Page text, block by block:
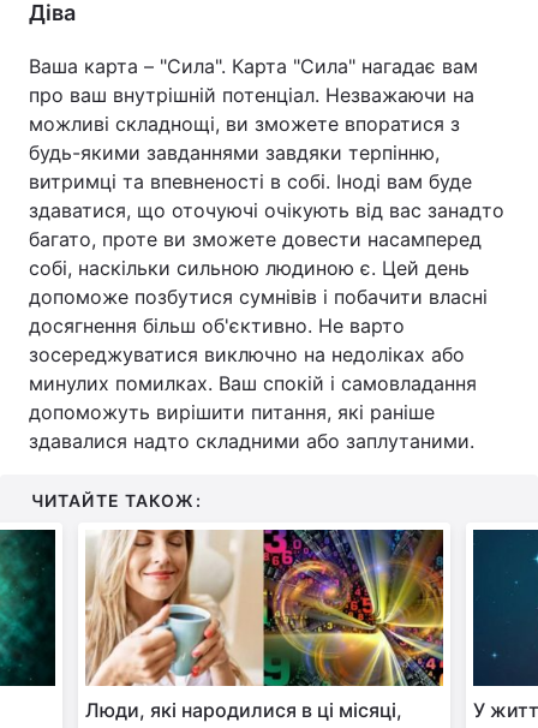
Діва
Ваша карта – "Сила". Карта "Сила" нагадає вам
про ваш внутрішній потенціал. Незважаючи на
можливі складнощі, ви зможете впоратися з
будь-якими завданнями завдяки терпінню,
витримці та впевненості в собі. Іноді вам буде
здаватися, що оточуючі очікують від вас занадто
багато, проте ви зможете довести насамперед
собі, наскільки сильною людиною є. Цей день
допоможе позбутися сумнівів і побачити власні
досягнення більш об'єктивно. Не варто
зосереджуватися виключно на недоліках або
минулих помилках. Ваш спокій і самовладання
допоможуть вирішити питання, які раніше
здавалися надто складними або заплутаними.
ЧИТАЙТЕ ТАКОЖ:
Люди, які народилися в ці місяці,
У